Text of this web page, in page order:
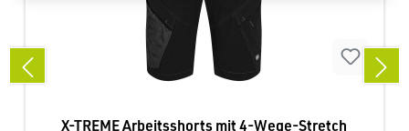
X-TREME Arbeitsshorts mit 4-Wege-Stretch